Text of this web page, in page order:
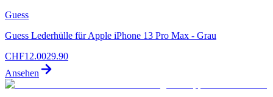
Guess
Guess Lederhülle für Apple iPhone 13 Pro Max - Grau
CHF12.0029.90
Ansehen